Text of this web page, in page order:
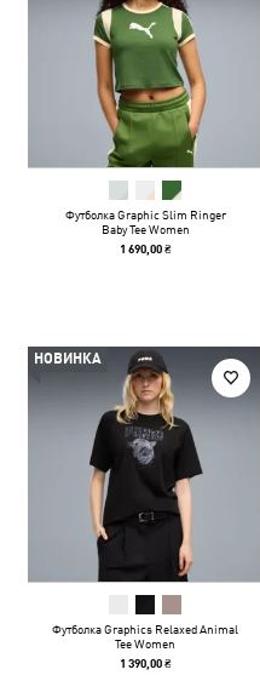
Футболка Graphic Slim Ringer
Baby Tee Women
1 690,00 ₴
НОВИНКА
Футболка Graphics Relaxed Animal
Tee Women
1 390,00 ₴